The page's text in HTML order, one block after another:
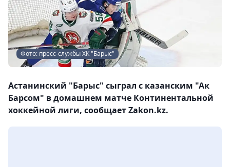
Фото: пресс-службы ХК "Барыс"
Астанинский "Барыс" сыграл с казанским "Ак
Барсом" в домашнем матче Континентальной
хоккейной лиги, сообщает Zakon.kz.